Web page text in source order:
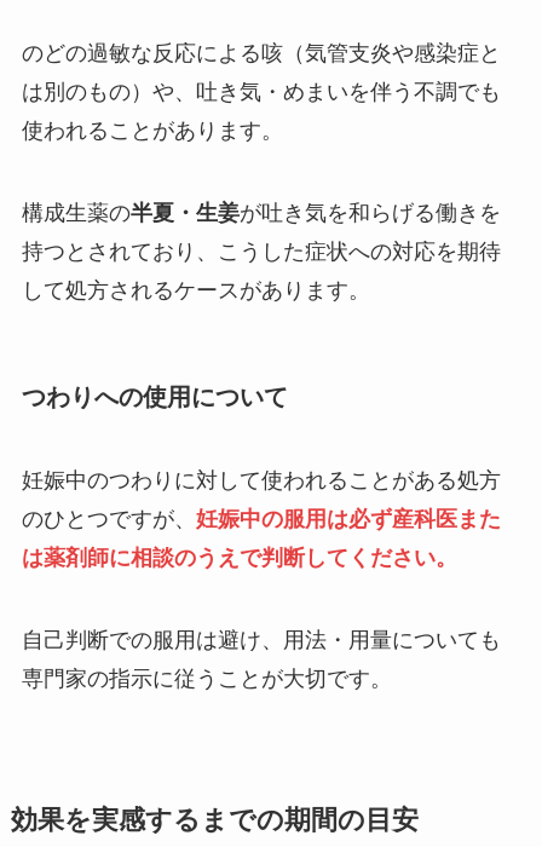
のどの過敏な反応による咳（気管支炎や感染症と
は別のもの）や、吐き気・めまいを伴う不調でも
使われることがあります。
構成生薬の半夏・生姜が吐き気を和らげる働きを
持つとされており、こうした症状への対応を期待
して処方されるケースがあります。
つわりへの使用について
妊娠中のつわりに対して使われることがある処方
のひとつですが、 妊娠中の服用は必ず産科医また
は薬剤師に相談のうえで判断してください。
自己判断での服用は避け、用法・用量についても
専門家の指示に従うことが大切です。
効果を実感するまでの期間の目安